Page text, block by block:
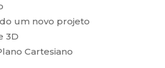
um novo projeto
3D
Cartesiano